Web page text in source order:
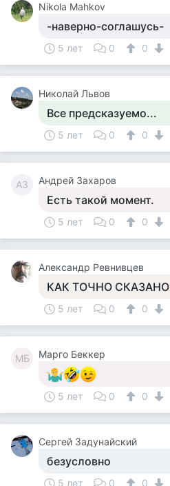
Nikola Mahkov
-наверно-соглашусь-
5 лет 0 0
Николай Львов
Все предсказуемо...
5 лет 0 0
АЗ Андрей Захаров
Есть такой момент.
5 лет 0 0
Александр Ревнивцев
КАК ТОЧНО СКАЗАНО
5 лет 0 0
МБ Марго Беккер
5 лет 0 0
Сергей Задунайский
безусловно
5 лет 0 0